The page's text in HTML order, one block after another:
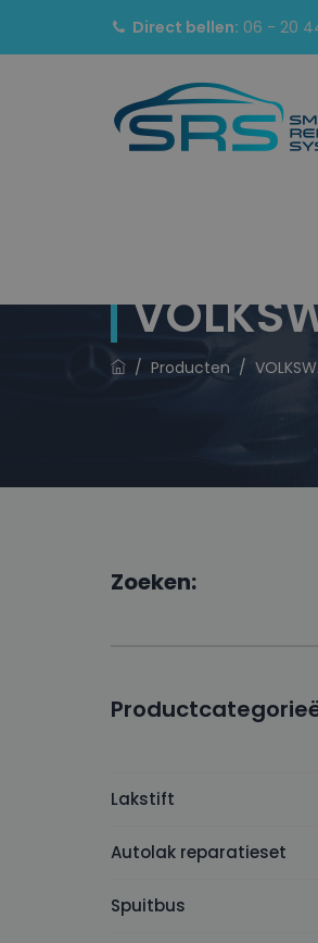
Direct bellen: 06 - 20
/ Producten /
Zoeken:
Lakstift
Autolak reparatieset
Spuitbus